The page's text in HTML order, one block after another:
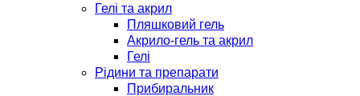
Гелі та акрил
Пляшковий гель
Акрило-гель та акрил
Гелі
Рідини та препарати
Прибиральник